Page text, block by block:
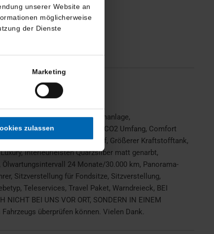
unserer Website an
möglicherweise
der Dienste
Marketing
zulassen
Fahrer und Beifahrer, Alarmanlage,
Live Cockpit Professional, CO2 Umfang, Comfort
Gesetzlicher Notruf, Größerer Kraftstofftank,
Interieurleisten Quarzsilber matt genarbt,
24 Monate/30.000 km, Panorama-
Sitzverstellung für Fondsitze, Sitzverstellung,
Teleservices, Travel Paket, Warndreieck, BEI
NICHT BEI UNS VOR ORT, SONDERN IN EINEM
überprüfen können. Vielen Dank.